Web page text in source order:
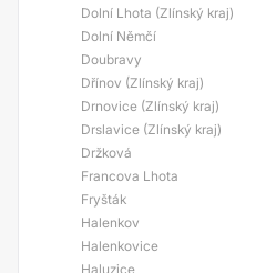
Dolní Lhota (Zlínský kraj)
Dolní Němčí
Doubravy
Dřínov (Zlínský kraj)
Drnovice (Zlínský kraj)
Drslavice (Zlínský kraj)
Držková
Francova Lhota
Fryšták
Halenkov
Halenkovice
Haluzice